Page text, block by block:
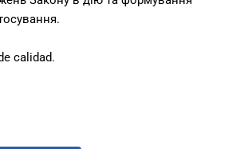
calidad.